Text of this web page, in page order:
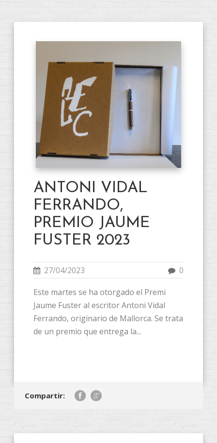
ANTONI VIDAL
FERRANDO,
PREMIO JAUME
FUSTER 2023
27/04/2023 0
Este martes se ha otorgado el Premi
Jaume Fuster al escritor Antoni Vidal
Ferrando, originario de Mallorca. Se trata
de un premio que entrega la...
Compartir: